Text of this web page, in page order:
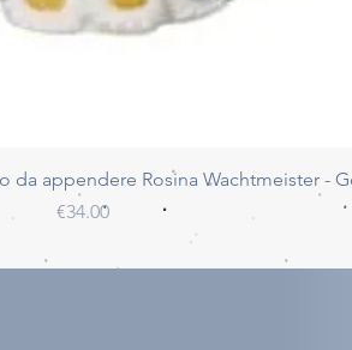
Quick View
da appendere Rosina Wachtmeister -
Price
€34.00